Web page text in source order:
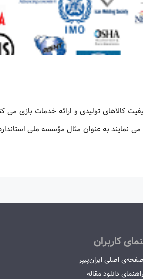
کالاهای تولیدی و ارائه خدمات بازی می
نمایند به عنوان مثال مؤسسه ملی
کاربران
صفحه‌ی اصلی ایران‌پیپر
راهنمای دانلود مقاله